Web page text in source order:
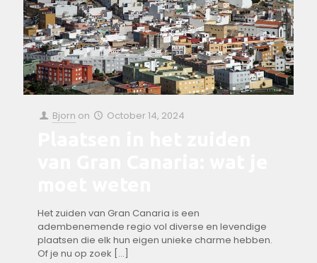
Bjorn on October 14, 2024
Het zuiden van Gran ​Canaria is een
adembenemende regio vol ⁣diverse en levendige
plaatsen die⁢ elk hun eigen unieke‌ charme hebben.
‍Of​ je‌ nu op zoek […]